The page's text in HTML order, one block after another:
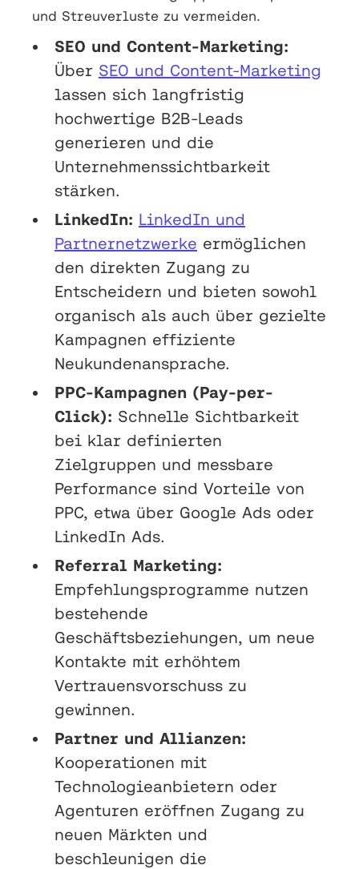
und Streuverluste zu vermeiden.
SEO und Content-Marketing:
Über SEO und Content-Marketing
lassen sich langfristig
hochwertige B2B-Leads
generieren und die
Unternehmenssichtbarkeit
stärken.
LinkedIn: LinkedIn und
Partnernetzwerke ermöglichen
den direkten Zugang zu
Entscheidern und bieten sowohl
organisch als auch über gezielte
Kampagnen effiziente
Neukundenansprache.
PPC-Kampagnen (Pay-per-
Click): Schnelle Sichtbarkeit
bei klar definierten
Zielgruppen und messbare
Performance sind Vorteile von
PPC, etwa über Google Ads oder
LinkedIn Ads.
Referral Marketing:
Empfehlungsprogramme nutzen
bestehende
Geschäftsbeziehungen, um neue
Kontakte mit erhöhtem
Vertrauensvorschuss zu
gewinnen.
Partner und Allianzen:
Kooperationen mit
Technologieanbietern oder
Agenturen eröffnen Zugang zu
neuen Märkten und
beschleunigen die